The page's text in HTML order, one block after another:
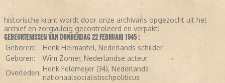
historische krant wordt door onze archivaris opgezocht uit het
archief en zorgvuldig gecontroleerd en verpakt!
GEBEURTENISSEN VAN DONDERDAG 22 FEBRUARI 1945 :
Geboren:
Henk Helmantel, Nederlands schilder
Geboren:
Wim Zomer, Nederlandse acteur
Overleden: Henk Feldmeijer (34), Nederlands
nationaalsocialistischpoliticus